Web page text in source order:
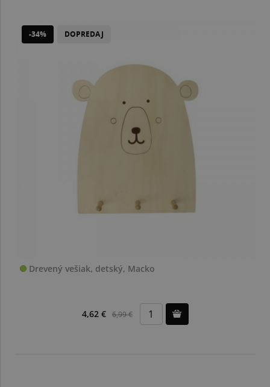
-34% DOPREDAJ
Drevený vešiak, detský, Macko
4,62 € 6,99 €